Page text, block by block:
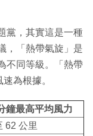
黨，其實這是一種
，「熱帶氣旋」是
不同等級。「熱帶
為根據。
鐘最高平均風力
62 公里